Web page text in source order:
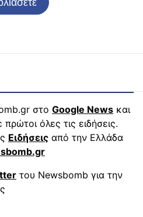
στο Google News και
πρώτοι όλες τις ειδήσεις.
Ειδήσεις από την Ελλάδα
του Newsbomb για την